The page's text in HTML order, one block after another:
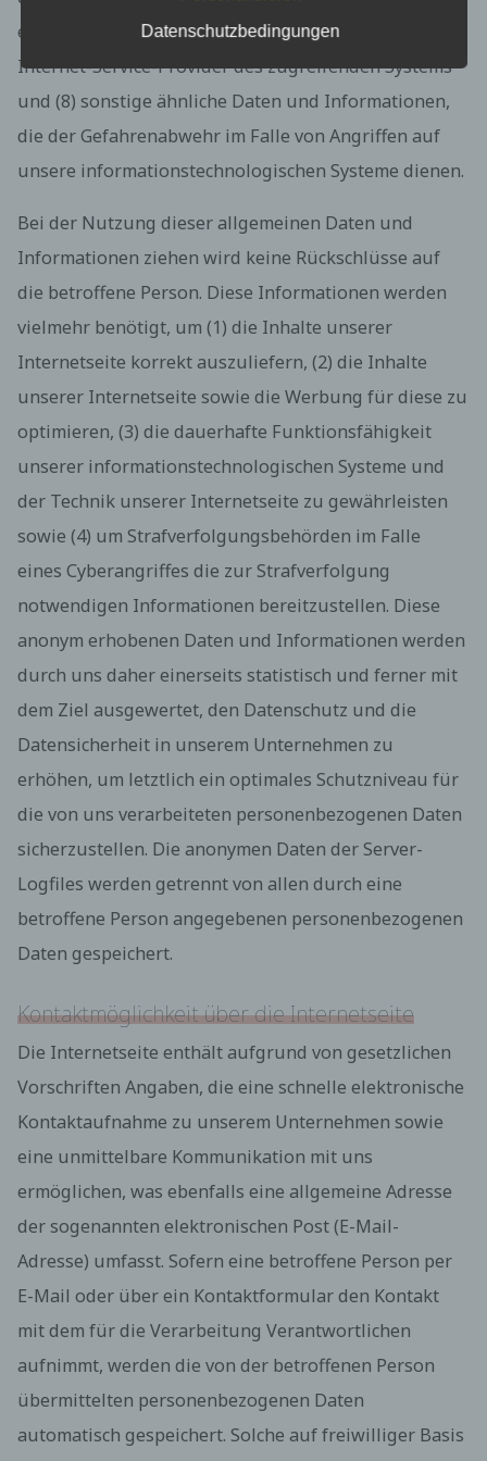
eine Internet-Protokoll-Adresse (IP-Adresse), (7) der
Internet-Service-Provider des zugreifenden Systems
und (8) sonstige ähnliche Daten und Informationen,
die der Gefahrenabwehr im Falle von Angriffen auf
unsere informationstechnologischen Systeme dienen.
Bei der Nutzung dieser allgemeinen Daten und
Informationen ziehen wird keine Rückschlüsse auf
die betroffene Person. Diese Informationen werden
vielmehr benötigt, um (1) die Inhalte unserer
Internetseite korrekt auszuliefern, (2) die Inhalte
unserer Internetseite sowie die Werbung für diese zu
optimieren, (3) die dauerhafte Funktionsfähigkeit
unserer informationstechnologischen Systeme und
der Technik unserer Internetseite zu gewährleisten
sowie (4) um Strafverfolgungsbehörden im Falle
eines Cyberangriffes die zur Strafverfolgung
notwendigen Informationen bereitzustellen. Diese
anonym erhobenen Daten und Informationen werden
durch uns daher einerseits statistisch und ferner mit
dem Ziel ausgewertet, den Datenschutz und die
Datensicherheit in unserem Unternehmen zu
erhöhen, um letztlich ein optimales Schutzniveau für
die von uns verarbeiteten personenbezogenen Daten
sicherzustellen. Die anonymen Daten der Server-
Logfiles werden getrennt von allen durch eine
betroffene Person angegebenen personenbezogenen
Daten gespeichert.
Kontaktmöglichkeit über die Internetseite
Die Internetseite enthält aufgrund von gesetzlichen
Vorschriften Angaben, die eine schnelle elektronische
Kontaktaufnahme zu unserem Unternehmen sowie
eine unmittelbare Kommunikation mit uns
ermöglichen, was ebenfalls eine allgemeine Adresse
der sogenannten elektronischen Post (E-Mail-
Adresse) umfasst. Sofern eine betroffene Person per
E-Mail oder über ein Kontaktformular den Kontakt
mit dem für die Verarbeitung Verantwortlichen
aufnimmt, werden die von der betroffenen Person
übermittelten personenbezogenen Daten
automatisch gespeichert. Solche auf freiwilliger Basis
möglich wären.
und Angebote auf unserer Internetseite im Sinne
des Benutzers optimiert werden. Cookies
ermöglichen uns, wie bereits erwähnt, die
Benutzer unserer Internetseite wiederzuerkennen.
Nutzern die Verwendung unserer Internetseite zu
Cookies verwendet, muss beispielsweise nicht bei
Zugangsdaten eingeben, weil dies von der
Internetseite und dem auf dem Computersystem
wird. Ein weiteres Beispiel ist das Cookie eines
Warenkorbes im Online-Shop. Der Online-Shop
merkt sich die Artikel, die ein Kunde in den
virtuellen Warenkorb gelegt hat, über ein Cookie.
Cookies durch unsere Internetseite jederzeit
mittels einer entsprechenden Einstellung des
der Setzung von Cookies dauerhaft
widersprechen. Ferner können bereits gesetzte
Cookies jederzeit über einen Internetbrowser oder
andere Softwareprogramme gelöscht werden. Dies
Deaktiviert die betroffene Person die Setzung von
Cookies in dem genutzten Internetbrowser, sind
Internetseite vollumfänglich nutzbar.
Erfassung von allgemeinen Daten und
Informationen
Internetseite durch eine betroffene Person oder ein
automatisiertes System eine Reihe von
allgemeinen Daten und Informationen. Diese
allgemeinen Daten und Informationen werden in
den Logfiles des Servers gespeichert. Erfasst
werden können die (1) verwendeten Browsertypen
und Versionen, (2) das vom zugreifenden System
von welcher ein zugreifendes System auf unsere
Unterwebseiten, welche über ein zugreifendes
System auf unserer Internetseite angesteuert
werden, (5) das Datum und die Uhrzeit eines
Protokoll-Adresse (IP-Adresse), (7) der Internet-
Service-Provider des zugreifenden Systems und
der Gefahrenabwehr im Falle von Angriffen auf
dienen.
Bei der Nutzung dieser allgemeinen Daten und
die betroffene Person. Diese Informationen werden
vielmehr benötigt, um (1) die Inhalte unserer
unserer Internetseite sowie die Werbung für diese
Funktionsfähigkeit unserer
informationstechnologischen Systeme und der
sowie (4) um Strafverfolgungsbehörden im Falle
Datenschutzbedingungen